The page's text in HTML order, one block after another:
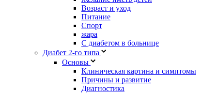
Возраст и уход
Питание
Спорт
жара
С диабетом в больнице
Диабет 2-го типа
Основы
Клиническая картина и симптомы
Причины и развитие
Диагностика